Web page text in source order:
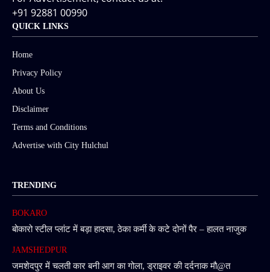
+91 92881 00990
QUICK LINKS
Home
Privacy Policy
About Us
Disclaimer
Terms and Conditions
Advertise with City Hulchul
TRENDING
BOKARO
बोकारो स्टील प्लांट में बड़ा हादसा, ठेका कर्मी के कटे दोनों पैर – हालत नाजुक
JAMSHEDPUR
जमशेदपुर में चलती कार बनी आग का गोला, ड्राइवर की दर्दनाक मौ@त